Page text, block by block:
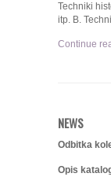
Techniki
itp. B.
Continue
NEWS
Odbitka
Opis